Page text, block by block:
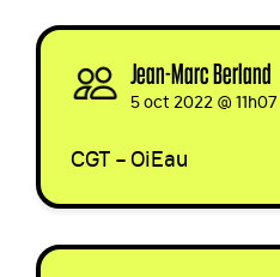
Jean-Marc Berland
5 oct 2022 @ 11h07
CGT– OiEau